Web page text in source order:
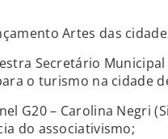
Artes das
Secretário
o turismo na cidade
G20 – Carolina Negri
do associativismo;